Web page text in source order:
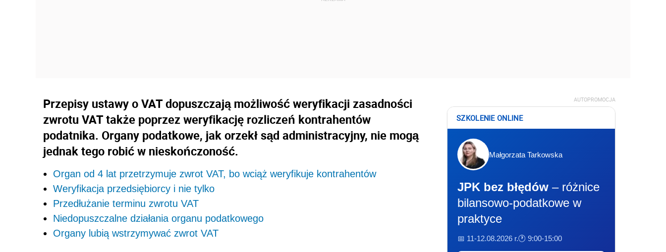
Przepisy ustawy o VAT dopuszczają możliwość weryfikacji zasadności
zwrotu VAT także poprzez weryfikację rozliczeń kontrahentów
podatnika. Organy podatkowe, jak orzekł sąd administracyjny, nie mogą
jednak tego robić w nieskończoność.
Organ od 4 lat przetrzymuje zwrot VAT, bo wciąż weryfikuje kontrahentów
Weryfikacja przedsiębiorcy i nie tylko
Przedłużanie terminu zwrotu VAT
Niedopuszczalne działania organu podatkowego
Organy lubią wstrzymywać zwrot VAT
AUTOPROMOCJA
SZKOLENIE ONLINE
Małgorzata Tarkowska
JPK bez błędów – różnice
bilansowo-podatkowe w
praktyce
📅 11-12.08.2026 r.🕐 9:00-15:00